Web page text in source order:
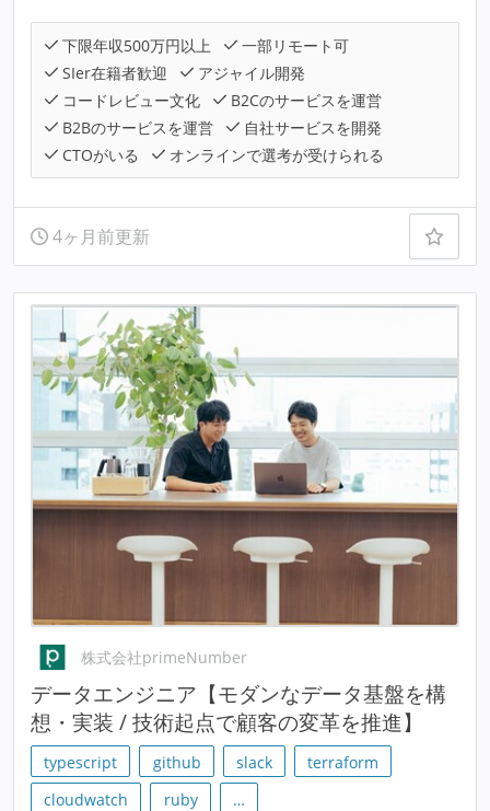
下限年収500万円以上
一部リモート可
SIer在籍者歓迎
アジャイル開発
コードレビュー文化
B2Cのサービスを運営
B2Bのサービスを運営
自社サービスを開発
CTOがいる
オンラインで選考が受けられる
4ヶ月前更新
株式会社primeNumber
データエンジニア【モダンなデータ基盤を構
想・実装 / 技術起点で顧客の変革を推進】
typescript github slack
terraform
cloudwatch
ruby …